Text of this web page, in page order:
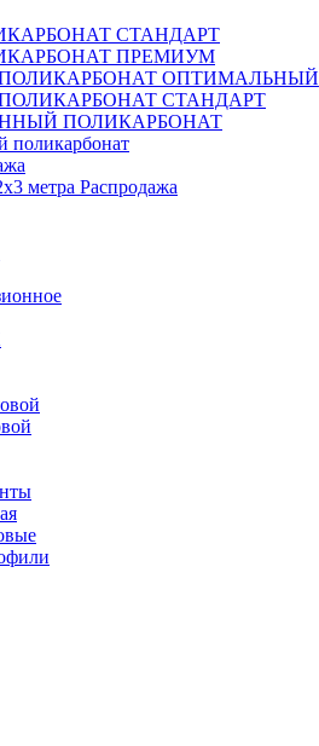
СТАНДАРТ
ПРЕМИУМ
ОПТИМАЛЬНЫЙ
СТАНДАРТ
ПОЛИКАРБОНАТ
поликарбонат
метра Распродажа